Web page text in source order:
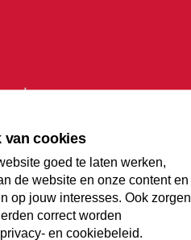
van cookies
goed te laten werken,
de website en onze content en
op jouw interesses. Ook zorgen
correct worden
en cookiebeleid.